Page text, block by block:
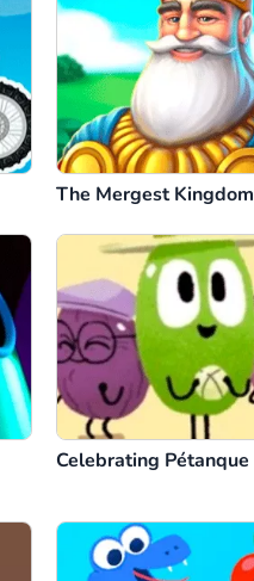
The Mergest Kingdom
Celebrating Pétanque